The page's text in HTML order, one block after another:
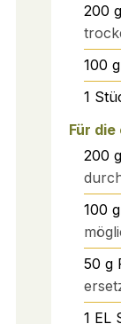
200 g
100 g
1
Für
200 g
100 g
50 g
1 EL